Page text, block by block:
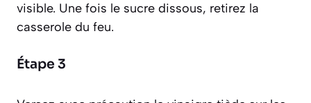
visible. Une fois le sucre dissous, retirez la
casserole du feu.
Étape 3